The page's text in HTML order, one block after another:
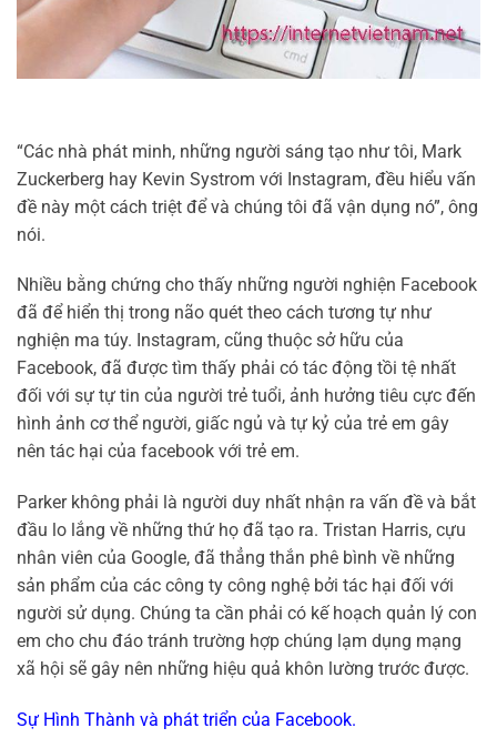
“Các nhà phát minh, những người sáng tạo như tôi, Mark
Zuckerberg hay Kevin Systrom với Instagram, đều hiểu vấn
đề này một cách triệt để và chúng tôi đã vận dụng nó”, ông
nói.
Nhiều bằng chứng cho thấy những người nghiện Facebook
đã để hiển thị trong não quét theo cách tương tự như
nghiện ma túy. Instagram, cũng thuộc sở hữu của
Facebook, đã được tìm thấy phải có tác động tồi tệ nhất
đối với sự tự tin của người trẻ tuổi, ảnh hưởng tiêu cực đến
hình ảnh cơ thể người, giấc ngủ và tự kỷ của trẻ em gây
nên tác hại của facebook với trẻ em.
Parker không phải là người duy nhất nhận ra vấn đề và bắt
đầu lo lắng về những thứ họ đã tạo ra. Tristan Harris, cựu
nhân viên của Google, đã thẳng thắn phê bình về những
sản phẩm của các công ty công nghệ bởi tác hại đối với
người sử dụng. Chúng ta cần phải có kế hoạch quản lý con
em cho chu đáo tránh trường hợp chúng lạm dụng mạng
xã hội sẽ gây nên những hiệu quả khôn lường trước được.
Sự Hình Thành và phát triển của Facebook.